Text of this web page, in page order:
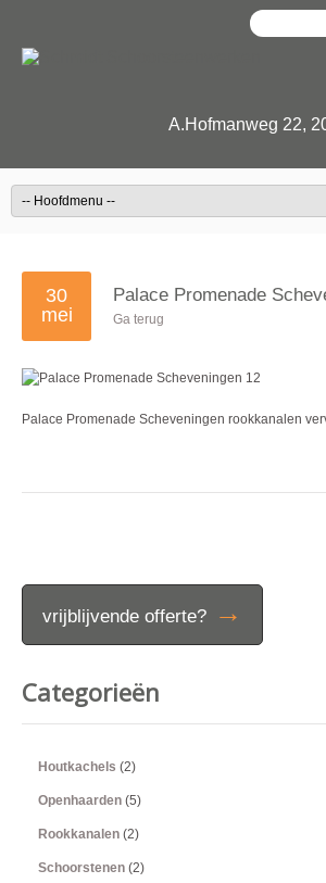
A.Hofmanweg 22,
Palace Promenade
30
mei
Ga terug
Palace Promenade Scheveningen rookkanalen
vrijblijvende offerte? →
Categorieën
Houtkachels (2)
Openhaarden (5)
Rookkanalen (2)
Schoorstenen (2)